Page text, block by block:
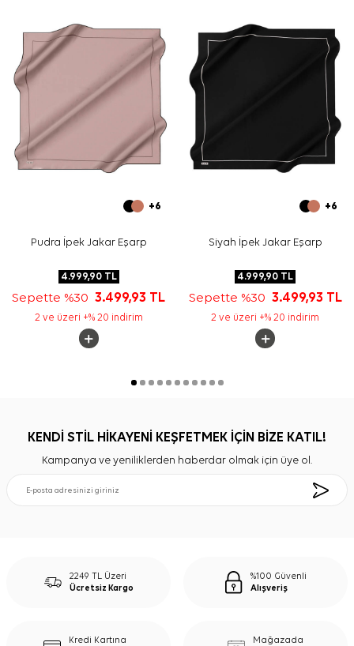
Bakım
Yıkama ve bakım için ürün etiketindeki talimatları
izleyiniz. İpek ve hassas eşarpların elde hassas
bakımında
Aker İpek Eşarp Şampuanı
Sıkça Sorulan Sorular
Turuncu İpek Kare Geometrik Desenli Eşarp hangi
ölçüdedir?
Bu eşarp hangi kumaş türündedir?
Geometrik desenli turuncu eşarp nasıl kombinlenir?
+6
Pudra İpek Jakar Eşarp
4.999,90TL
Sepette %303.499,93 TL
2 ve üzeri +% 20 indirim
+6
Siyah İpek Jakar Eşarp
4.999,90 TL
Sepette %30 3.499,93 TL
2 ve üzeri +% 20 indirim
KENDİ STİL HİKAYENİ KEŞFETMEK İÇİN BİZE KATIL!
Kampanya ve yeniliklerden haberdar olmak için üye ol.
2249 TL Üzeri
Ücretsiz Kargo
%100 Güvenli
Alışveriş
Kredi Kartına
Mağazada